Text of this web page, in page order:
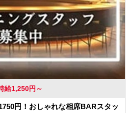
給1,250円～
円！おしゃれな相席BARスタッ